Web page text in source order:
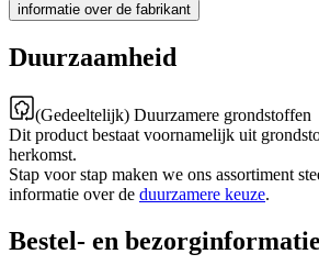
informatie over de fabrikant
Duurzaamheid
(Gedeeltelijk) Duurzamere grondstoffen
Dit product bestaat voornamelijk uit
herkomst.
Stap voor stap maken we ons assortiment
informatie over de duurzamere keuze.
Bestel- en bezorginformatie